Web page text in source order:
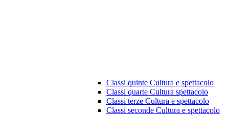
Classi quinte Cultura e spettacolo
Classi quarte Cultura spettacolo
Classi terze Cultura e spettacolo
Classi seconde Cultura e spettacolo